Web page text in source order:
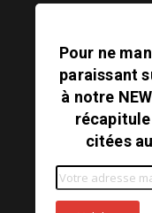
Pour ne
paraissant
à notre
citées